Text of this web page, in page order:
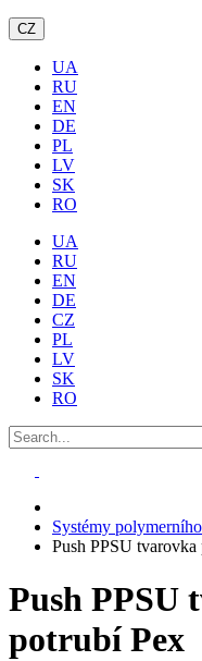
CZ
UA
RU
EN
DE
PL
LV
SK
RO
UA
RU
EN
DE
CZ
PL
LV
SK
RO
Systémy
Push PPSU
Push PPSU
potrubí Pex